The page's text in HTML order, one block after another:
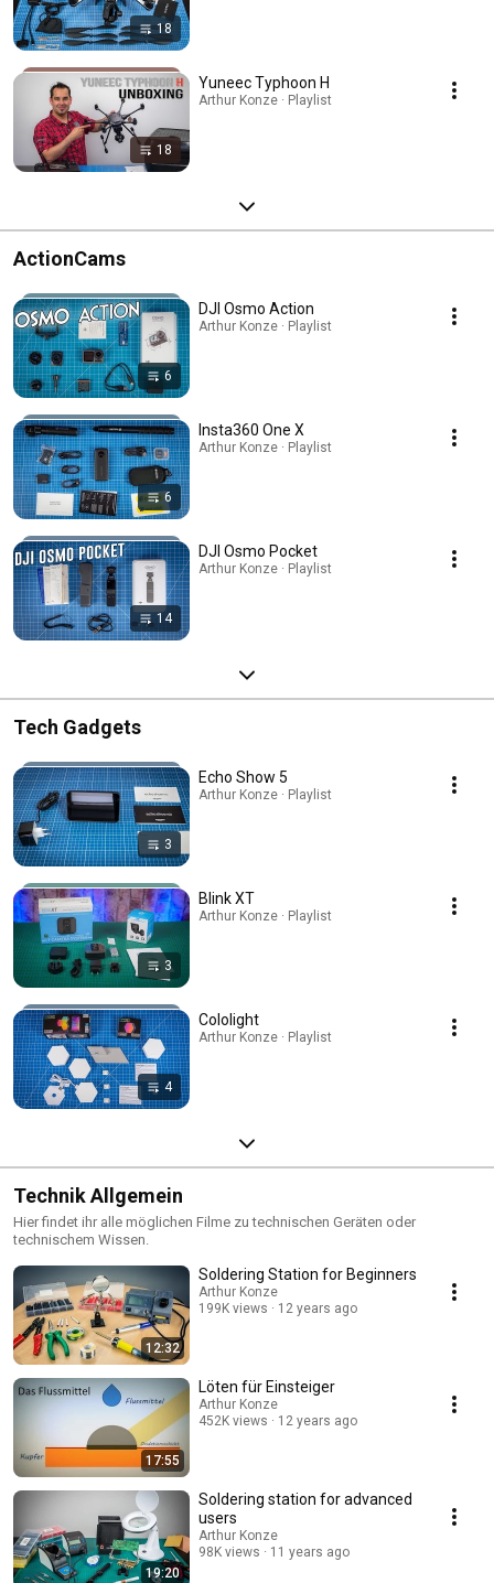
18
18
Yuneec Typhoon H
Arthur Konze · Playlist
ActionCams
6
DJI Osmo Action
Arthur Konze · Playlist
6
Insta360 One X
Arthur Konze · Playlist
14
DJI Osmo Pocket
Arthur Konze · Playlist
Tech Gadgets
3
Echo Show 5
Arthur Konze · Playlist
3
Blink XT
Arthur Konze · Playlist
4
Cololight
Arthur Konze · Playlist
Technik Allgemein
Hier findet ihr alle möglichen Filme zu technischen Geräten oder
technischem Wissen.
12:32
Soldering Station for Beginners
Arthur Konze
199K views
12 years ago
17:55
Löten für Einsteiger
Arthur Konze
452K views
12 years ago
19:20
Soldering station for advanced
users
Arthur Konze
98K views
11 years ago